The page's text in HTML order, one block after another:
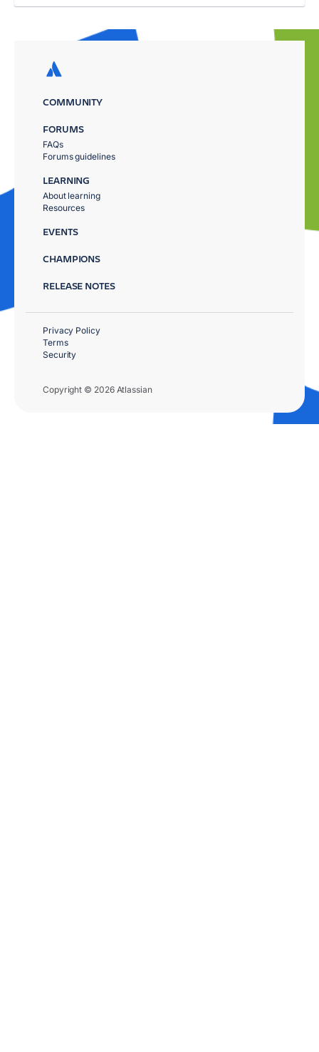
COMMUNITY
FORUMS
FAQs
Forums guidelines
LEARNING
About learning
Resources
EVENTS
CHAMPIONS
RELEASE NOTES
Copyright © 2026 Atlassian
Privacy Policy
Terms
Security